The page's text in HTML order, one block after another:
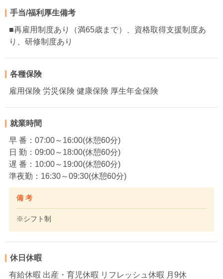
手当/福利厚生備考
■再雇用制度あり（満65歳まで）、資格取得支援制度あ
り、研修制度あり
各種保険
雇用保険 労災保険 健康保険 厚生年金保険
就業時間
早 番：07:00～16:00(休憩60分)
日 勤：09:00～18:00(休憩60分)
遅 番：10:00～19:00(休憩60分)
準夜勤：16:30～09:30(休憩60分)
備 考
※シフト制
休日休暇
有給休暇 出産・育児休暇 リフレッシュ休暇 月9休